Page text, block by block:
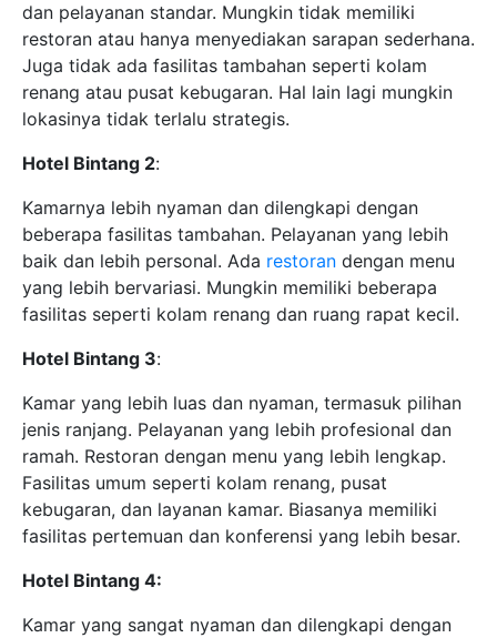
dan pelayanan standar. Mungkin tidak memiliki
restoran atau hanya menyediakan sarapan sederhana.
Juga tidak ada fasilitas tambahan seperti kolam
renang atau pusat kebugaran. Hal lain lagi mungkin
lokasinya tidak terlalu strategis.
Hotel Bintang 2:
Kamarnya lebih nyaman dan dilengkapi dengan
beberapa fasilitas tambahan. Pelayanan yang lebih
baik dan lebih personal. Ada restoran dengan menu
yang lebih bervariasi. Mungkin memiliki beberapa
fasilitas seperti kolam renang dan ruang rapat kecil.
Hotel Bintang 3:
Kamar yang lebih luas dan nyaman, termasuk pilihan
jenis ranjang. Pelayanan yang lebih profesional dan
ramah. Restoran dengan menu yang lebih lengkap.
Fasilitas umum seperti kolam renang, pusat
kebugaran, dan layanan kamar. Biasanya memiliki
fasilitas pertemuan dan konferensi yang lebih besar.
Hotel Bintang 4:
Kamar yang sangat nyaman dan dilengkapi dengan